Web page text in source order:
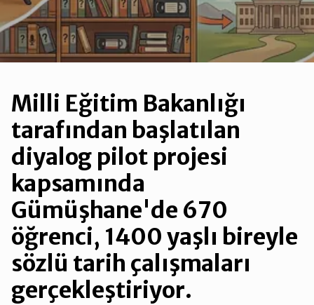
Milli Eğitim Bakanlığı
tarafından başlatılan
diyalog pilot projesi
kapsamında
Gümüşhane'de 670
öğrenci, 1400 yaşlı bireyle
sözlü tarih çalışmaları
gerçekleştiriyor.